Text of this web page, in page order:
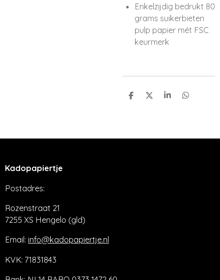
Enkelzijdig bedrukt 80
grams suikerbieten
pulp papier mét FSC
keurmerk
D
D
S
D
Kadopapiertje
Postadres:
Rozenstraat 21
7255 XS Hengelo (gld)
Email: info@kadopapiertje.nl
KVK: 71831843